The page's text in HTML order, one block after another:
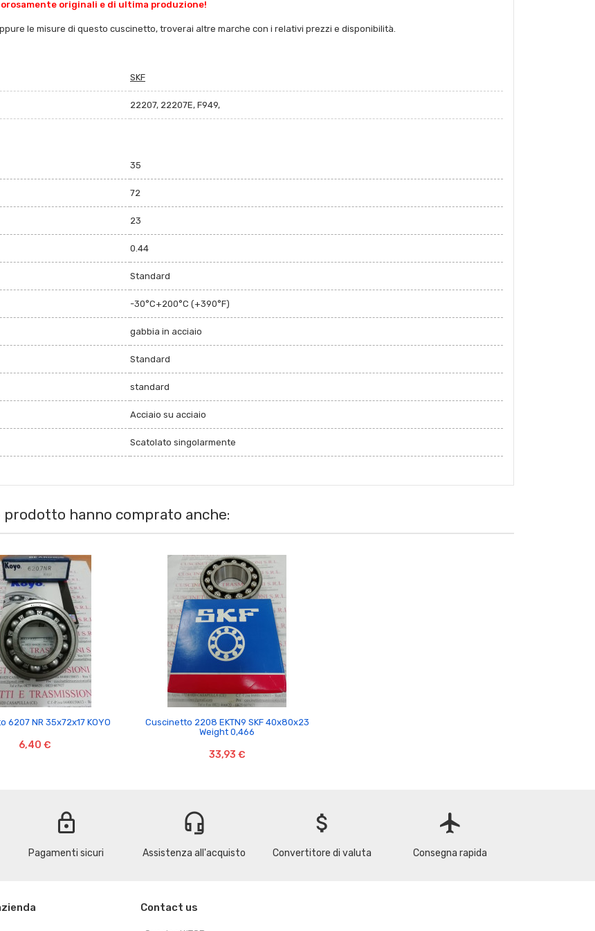
originali e di ultima produzione!
le misure di questo cuscinetto, troverai altre marche con i relativi prezzi e disponibilità.
SKF
22207, 22207E, F949,
35
72
23
0.44
Standard
-30°C+200°C (+390°F)
gabbia in acciaio
Standard
standard
Acciaio su acciaio
Scatolato singolarmente
hanno comprato anche:

6207 NR 35x72x17 KOYO
6,40 €

Cuscinetto 2208 EKTN9 SKF 40x80x23
Weight 0,466
33,93 €
lock
Pagamenti sicuri
headset_mic
Assistenza all'acquisto
attach_money
Convertitore di valuta
flight
Consegna rapida
Contact us